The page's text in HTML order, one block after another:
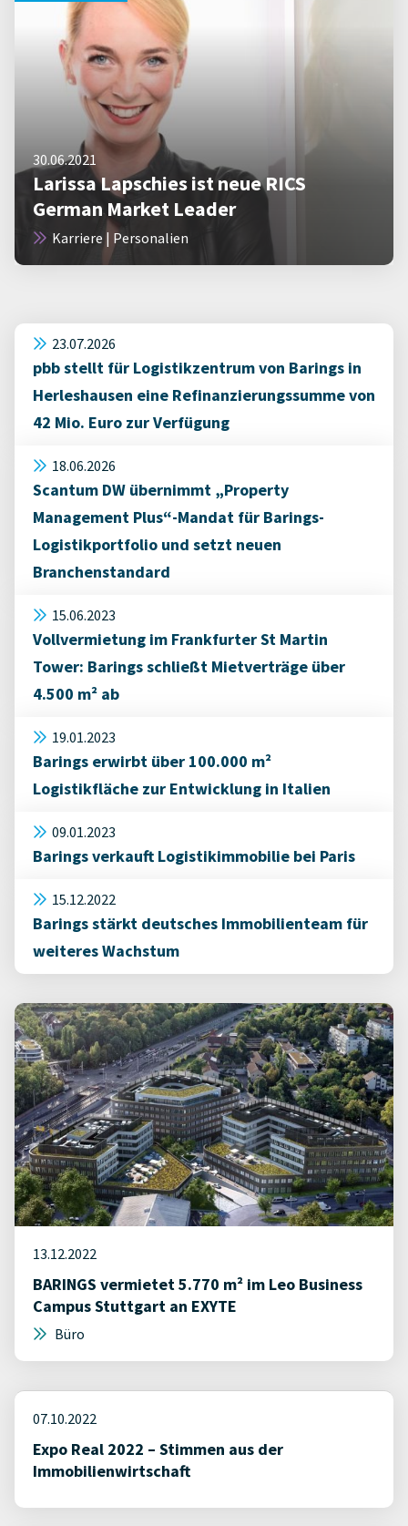
30.06.2021
Larissa Lapschies ist neue RICS
German Market Leader
Karriere | Personalien
23.07.2026
pbb stellt für Logistikzentrum von Barings in
Herleshausen eine Refinanzierungssumme von
42 Mio. Euro zur Verfügung
18.06.2026
Scantum DW übernimmt „Property
Management Plus“-Mandat für Barings-
Logistikportfolio und setzt neuen
Branchenstandard
15.06.2023
Vollvermietung im Frankfurter St Martin
Tower: Barings schließt Mietverträge über
4.500 m² ab
19.01.2023
Barings erwirbt über 100.000 m²
Logistikfläche zur Entwicklung in Italien
09.01.2023
Barings verkauft Logistikimmobilie bei Paris
15.12.2022
Barings stärkt deutsches Immobilienteam für
weiteres Wachstum
13.12.2022
BARINGS vermietet 5.770 m² im Leo Business
Campus Stuttgart an EXYTE
Büro
07.10.2022
Expo Real 2022 – Stimmen aus der
Immobilienwirtschaft